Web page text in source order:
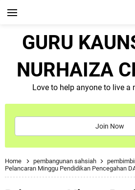
GURU
NURHAIZA
Love to help anyone to live a
Join Now
Home pembangunan sahsiah
Pelancaran Minggu Pendidikan Pencegahan